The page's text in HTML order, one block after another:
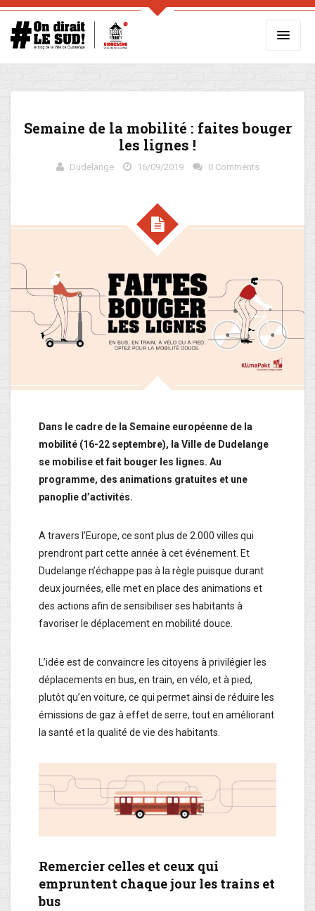
Semaine de la mobilité : faites bouger
les lignes !
Dudelange 16/09/2019 0 Comments
Dans le cadre de la Semaine européenne de la
mobilité (16-22 septembre), la Ville de Dudelange
se mobilise et fait bouger les lignes. Au
programme, des animations gratuites et une
panoplie d’activités.
A travers l’Europe, ce sont plus de 2.000 villes qui
prendront part cette année à cet événement. Et
Dudelange n’échappe pas à la règle puisque durant
deux journées, elle met en place des animations et
des actions afin de sensibiliser ses habitants à
favoriser le déplacement en mobilité douce.
L’idée est de convaincre les citoyens à privilégier les
déplacements en bus, en train, en vélo, et à pied,
plutôt qu’en voiture, ce qui permet ainsi de réduire les
émissions de gaz à effet de serre, tout en améliorant
la santé et la qualité de vie des habitants.
Remercier celles et ceux qui
empruntent chaque jour les trains et
bus